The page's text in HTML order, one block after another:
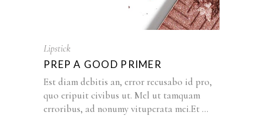
Lipstick
PREP A GOOD PRIMER
Est diam debitis an, error recusabo id pro,
quo eripuit civibus ut. Mel ut tamquam
erroribus, ad nonumy vituperata mei.Et